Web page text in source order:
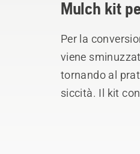
Mulch kit
Per la
viene
tornando al
siccità. Il kit